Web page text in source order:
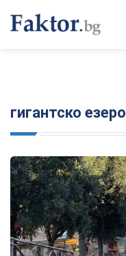
гигантско езеро